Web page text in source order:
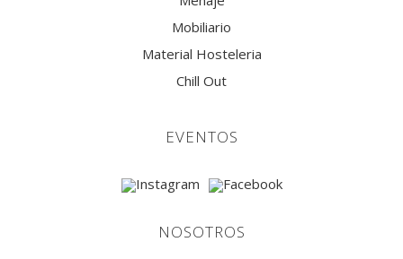
Mobiliario
Material Hosteleria
Chill Out
EVENTOS
NOSOTROS